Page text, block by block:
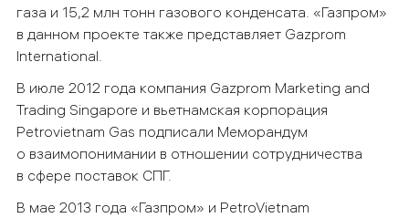
газа и 15,2 млн тонн газового конденсата. «Газпром»
в данном проекте также представляет Gazprom
International.
В июле 2012 года компания Gazprom Marketing and
Trading Singapore и вьетнамская корпорация
Petrovietnam Gas подписали Меморандум
о взаимопонимании в отношении сотрудничества
в сфере поставок СПГ.
В мае 2013 года «Газпром» и PetroVietnam